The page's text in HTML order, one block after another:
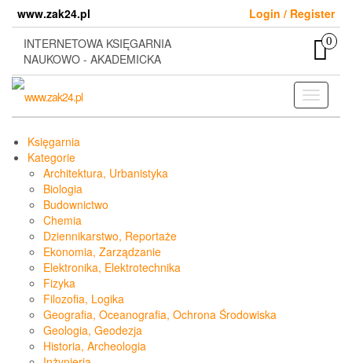
content
www.zak24.pl
Login / Register
INTERNETOWA KSIĘGARNIA
NAUKOWO - AKADEMICKA
0
Toggle
Księgarnia
Kategorie
Architektura, Urbanistyka
Biologia
Budownictwo
Chemia
Dziennikarstwo, Reportaże
Ekonomia, Zarządzanie
Elektronika, Elektrotechnika
Fizyka
Filozofia, Logika
Geografia, Oceanografia, Ochrona Środowiska
Geologia, Geodezja
Historia, Archeologia